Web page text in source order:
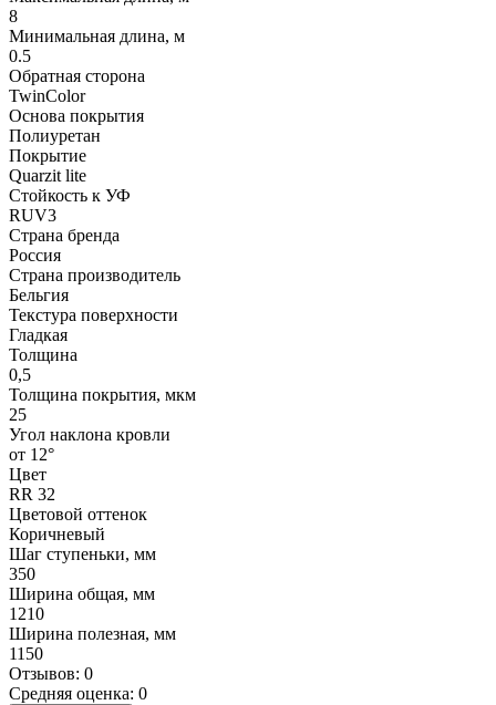
8
Минимальная длина, м
0.5
Обратная сторона
TwinColor
Основа покрытия
Полиуретан
Покрытие
Quarzit lite
Стойкость к УФ
RUV3
Страна бренда
Россия
Страна производитель
Бельгия
Текстура поверхности
Гладкая
Толщина
0,5
Толщина покрытия, мкм
25
Угол наклона кровли
от 12°
Цвет
RR 32
Цветовой оттенок
Коричневый
Шаг ступеньки, мм
350
Ширина общая, мм
1210
Ширина полезная, мм
1150
Отзывов: 0
Средняя оценка: 0